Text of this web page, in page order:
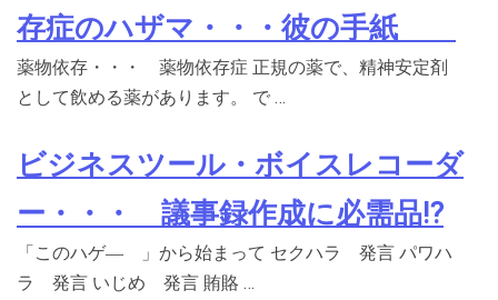
存症のハザマ・・・彼の手紙
薬物依存・・・ 薬物依存症 正規の薬で、精神安定剤
として飲める薬があります。 で …
ビジネスツール・ボイスレコーダ
ー・・・ 議事録作成に必需品⁉
「このハゲ― 」から始まって セクハラ 発言 パワハ
ラ 発言 いじめ 発言 賄賂 …